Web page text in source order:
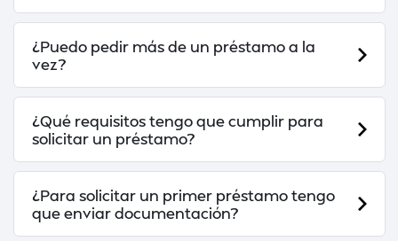
¿Puedo pedir más de un préstamo a la
vez?
¿Qué requisitos tengo que cumplir para
solicitar un préstamo?
¿Para solicitar un primer préstamo tengo
que enviar documentación?